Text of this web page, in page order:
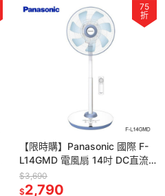
75
折
【限時購】Panasonic 國際 F-
L14GMD 電風扇 14吋 DC直流
馬達 新7枚扇
$3,690
$2,790